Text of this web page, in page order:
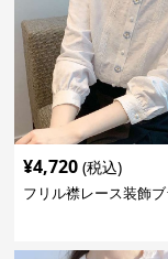
¥4,720 (税込)
フリル襟レース装飾